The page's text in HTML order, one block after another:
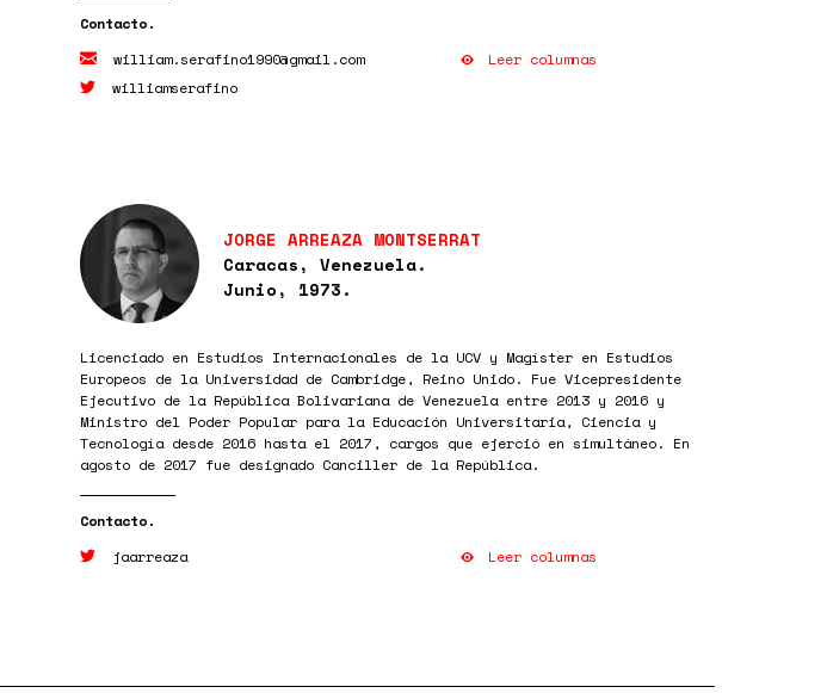
william.serafino1990@gmail.com
williamserafino
Leer columnas
JORGE ARREAZA MONTSERRAT
Caracas, Venezuela.
Junio, 1973.
Licenciado en Estudios Internacionales de la UCV y Magíster en Estudios
Europeos de la Universidad de Cambridge, Reino Unido. Fue Vicepresidente
Ejecutivo de la República Bolivariana de Venezuela entre 2013 y 2016 y
Ministro del Poder Popular para la Educación Universitaria, Ciencia y
Tecnología desde 2016 hasta el 2017, cargos que ejerció en simultáneo. En
agosto de 2017 fue designado Canciller de la República.
jaarreaza Leer columnas